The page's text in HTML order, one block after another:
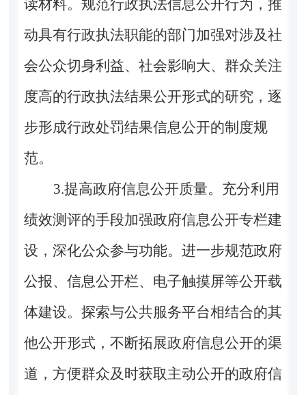
读材料。规范行政执法信息公开行为，推
动具有行政执法职能的部门加强对涉及社
会公众切身利益、社会影响大、群众关注
度高的行政执法结果公开形式的研究，逐
步形成行政处罚结果信息公开的制度规
范。
3.提高政府信息公开质量。 充分利用
绩效测评的手段加强政府信息公开专栏建
设，深化公众参与功能。进一步规范政府
公报、信息公开栏、电子触摸屏等公开载
体建设。探索与公共服务平台相结合的其
他公开形式，不断拓展政府信息公开的渠
道，方便群众及时获取主动公开的政府信